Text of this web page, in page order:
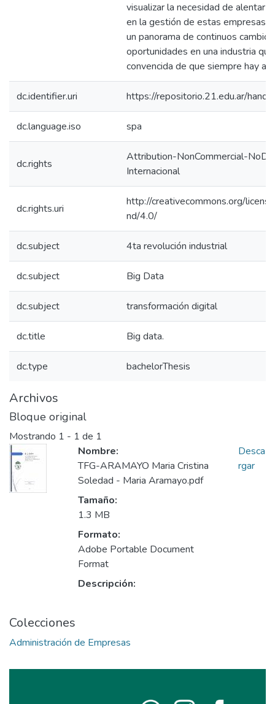
visualizar la necesidad de alentar
en la gestión de estas empresas
un panorama de continuos
oportunidades en una industria
convencida de que siempre hay
dc.identifier.uri https://repositorio.21.edu.ar/
dc.language.iso spa
dc.rights
Attribution-NonCommercial-
Internacional
dc.rights.uri
http://creativecommons.org/
nd/4.0/
dc.subject 4ta revolución industrial
dc.subject Big Data
dc.subject transformación digital
dc.title Big data.
dc.type bachelorThesis
Archivos
Bloque original
Mostrando 1 - 1 de 1
Nombre:
TFG-ARAMAYO Maria Cristina
Soledad - Maria Aramayo.pdf
Tamaño:
1.3 MB
Formato:
Adobe Portable Document
Format
Descripción:
Desca
rgar
Colecciones
Administración de Empresas